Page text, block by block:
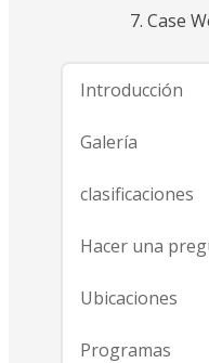
Case
Introducción
Galería
clasificaciones
Hacer una
Ubicaciones
Programas